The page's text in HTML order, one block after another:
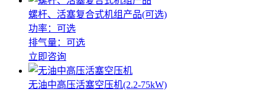
螺杆、活塞复合式机组产品(可选)
功率：可选
排气量：可选
立即咨询
无油中高压活塞空压机(2.2-75kW)